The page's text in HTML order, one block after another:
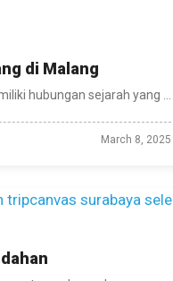
di Malang
hubungan sejarah yang ...
March 8, 2025